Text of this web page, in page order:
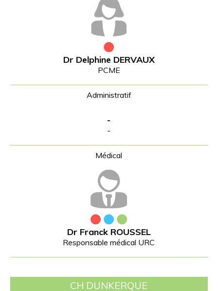
Dr Delphine DERVAUX
PCME
-
-
Dr Franck ROUSSEL
Responsable médical URC
CH DUNKERQUE